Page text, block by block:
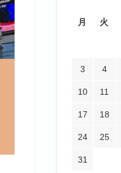
月 火
3 4
10 11
17 18
24 25
31